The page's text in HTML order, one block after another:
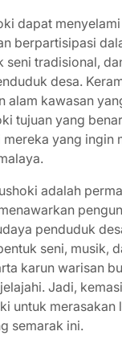
dapat
berpartisipasi
seni tradisional,
desa.
alam kawasan
tujuan yang
yang ingin
adalah
penduduk
seni, musik,
karun warisan
Jadi,
untuk merasakan
semarak ini.